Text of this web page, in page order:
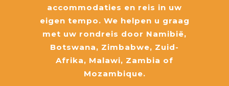
accommodaties en reis in uw
eigen tempo. We helpen u graag
met uw rondreis door Namibië,
Botswana, Zimbabwe, Zuid-
Afrika, Malawi, Zambia of
Mozambique.